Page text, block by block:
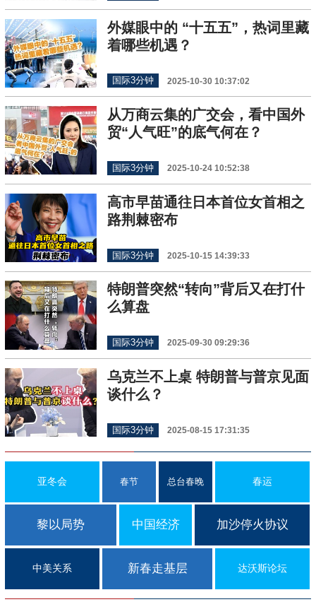
外媒眼中的 “十五五”，热词里藏
着哪些机遇？
国际3分钟 2025-10-30 10:37:02
从万商云集的广交会，看中国外
贸“人气旺”的底气何在？
国际3分钟 2025-10-24 10:52:38
高市早苗通往日本首位女首相之
路荆棘密布
国际3分钟 2025-10-15 14:39:33
特朗普突然“转向”背后又在打什
么算盘
国际3分钟 2025-09-30 09:29:36
乌克兰不上桌 特朗普与普京见面
谈什么？
国际3分钟 2025-08-15 17:31:35
亚冬会 春节 总台春晚 春运
黎以局势 中国经济 加沙停火协议
中美关系 新春走基层 达沃斯论坛